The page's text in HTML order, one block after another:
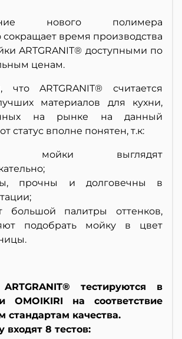
нового полимера
сокращает время производства
ARTGRANIT® доступными по
ценам.
что ARTGRANIT® считается
материалов для кухни,
на рынке на данный
статус вполне понятен, т.к:
мойки выглядят
прочны и долговечны в
большой палитры оттенков,
подобрать мойку в цвет
тестируются в
OMOIKIRI на соответствие
стандартам качества.
входят 8 тестов: